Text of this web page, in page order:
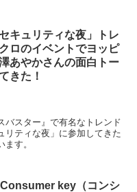
セキュリティな夜」トレ
ロのイベントでヨッピ
あやかさんの面白トー
きた！
バスター』で有名なトレンド
リティな夜」に参加してきた
す。
key（コンシ